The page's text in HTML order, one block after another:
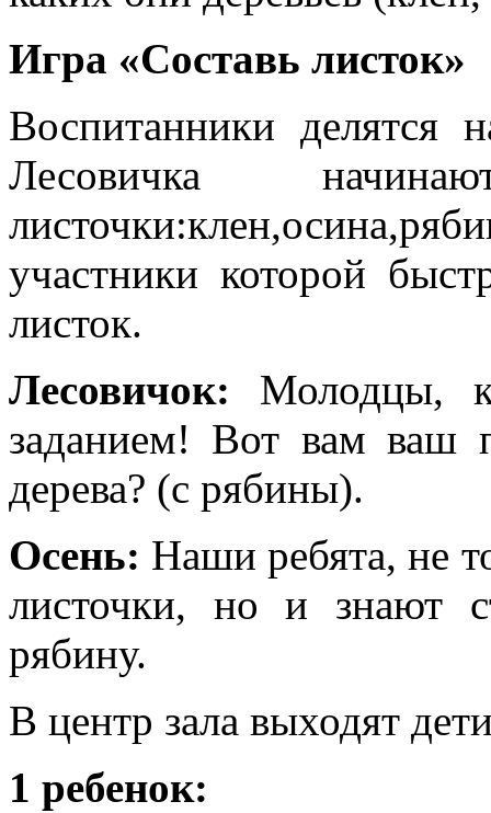
Игра «Составь листок»
Воспитанники
Лесовичка
участники которой
листок.
Лесовичок: Молодцы,
заданием! Вот вам ваш
дерева? (с рябины).
Осень: Наши ребята, не
листочки, но и знают
рябину.
В центр зала выходят
1 ребенок: